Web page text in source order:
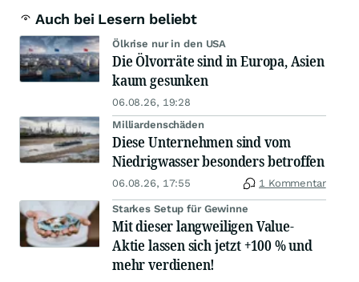
Auch bei Lesern beliebt
Ölkrise nur in den USA
Die Ölvorräte sind in Europa, Asien
kaum gesunken
06.08.26, 19:28
Milliardenschäden
Diese Unternehmen sind vom
Niedrigwasser besonders betroffen
06.08.26, 17:55 1 Kommentar
Starkes Setup für Gewinne
Mit dieser langweiligen Value-
Aktie lassen sich jetzt +100 % und
mehr verdienen!